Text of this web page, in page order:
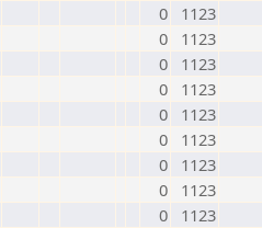
0
1123
0
1123
0
1123
0
1123
0
1123
0
1123
0
1123
0
1123
0
1123